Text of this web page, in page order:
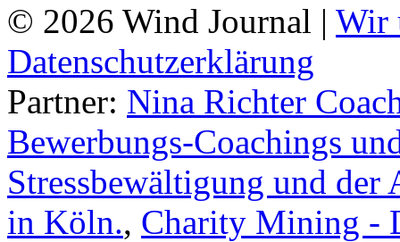
© 2026 Wind Journal | Wir
Datenschutzerklärung
Partner: Nina Richter
Bewerbungs-Coachings
Stressbewältigung und
in Köln., Charity Mining -